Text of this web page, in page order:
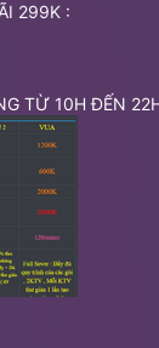
299K :
TỪ 10H ĐẾN